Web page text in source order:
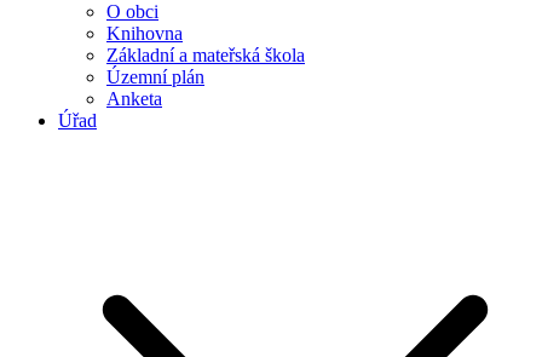
O obci
Knihovna
Základní a mateřská škola
Územní plán
Anketa
Úřad